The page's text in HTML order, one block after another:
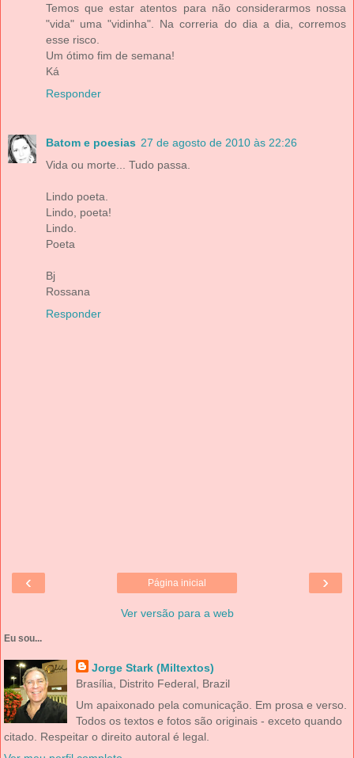
Temos que estar atentos para não considerarmos nossa
"vida" uma "vidinha". Na correria do dia a dia, corremos
esse risco.
Um ótimo fim de semana!
Ká
Responder
Batom e poesias 27 de agosto de 2010 às 22:26
Vida ou morte... Tudo passa.
Lindo poeta.
Lindo, poeta!
Lindo.
Poeta
Bj
Rossana
Responder
‹ ›
Página inicial
Ver versão para a web
Eu sou...
Jorge Stark (Miltextos)
Brasília, Distrito Federal, Brazil
Um apaixonado pela comunicação. Em prosa e verso.
Todos os textos e fotos são originais - exceto quando
citado. Respeitar o direito autoral é legal.